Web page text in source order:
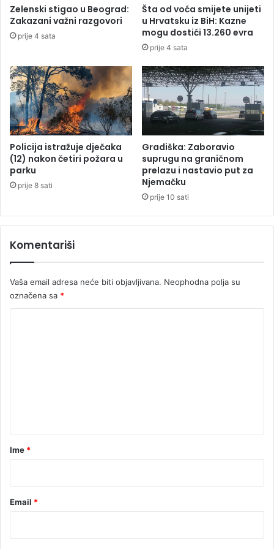
n
u
p
r
c
e
l
u
g
p
o
u
š
a
j
a
u
b
i
s
t
V
c
a
m
Zelenski stigao u Beograd:
Zakazani važni razgovori
prije 4 sata
Šta od voća smijete unijeti
u Hrvatsku iz BiH: Kazne
mogu dostići 13.260 evra
prije 4 sata
Policija istražuje dječaka
(12) nakon četiri požara u
parku
prije 8 sati
Gradiška: Zaboravio
suprugu na graničnom
prelazu i nastavio put za
Njemačku
prije 10 sati
Komentariši
Vaša email adresa neće biti objavljivana. Neophodna polja su
označena sa *
rIme *
Email *